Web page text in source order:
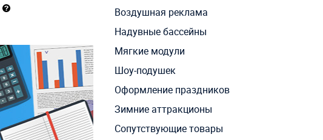
Воздушная реклама
Надувные бассейны
Мягкие модули
Шоу-подушек
Оформление праздников
Зимние аттракционы
Сопутствующие товары